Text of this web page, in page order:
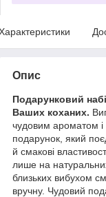
Опис
Подарунковий
Ваших коханих.
чудовим ароматом і
подарунок, який
й смакові
лише на
близьких вибухом
вручну. Чудовий